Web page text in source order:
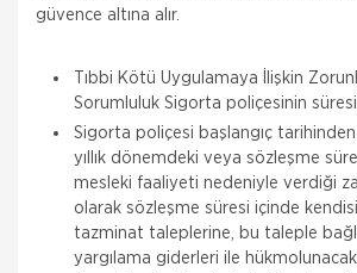
güvence altına alır.
Tıbbi Kötü Uygulamaya İlişkin
Sorumluluk Sigorta poliçesinin süresi
Sigorta poliçesi başlangıç tarihinden
yıllık dönemdeki veya sözleşme
mesleki faaliyeti nedeniyle verdiği
olarak sözleşme süresi içinde
tazminat taleplerine, bu taleple
yargılama giderleri ile